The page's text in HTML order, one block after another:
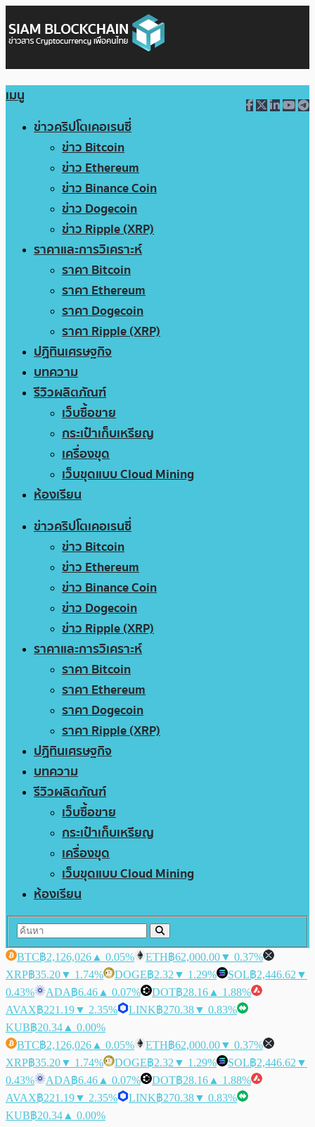
เมนู
ข่าวคริปโตเคอเรนซี่
ข่าว Bitcoin
ข่าว Ethereum
ข่าว Binance Coin
ข่าว Dogecoin
ข่าว Ripple (XRP)
ราคาและการวิเคราะห์
ราคา Bitcoin
ราคา Ethereum
ราคา Dogecoin
ราคา Ripple (XRP)
ปฏิทินเศรษฐกิจ
บทความ
รีวิวผลิตภัณฑ์
เว็บซื้อขาย
กระเป๋าเก็บเหรียญ
เครื่องขุด
เว็บขุดแบบ Cloud Mining
ห้องเรียน
ข่าวคริปโตเคอเรนซี่
ข่าว Bitcoin
ข่าว Ethereum
ข่าว Binance Coin
ข่าว Dogecoin
ข่าว Ripple (XRP)
ราคาและการวิเคราะห์
ราคา Bitcoin
ราคา Ethereum
ราคา Dogecoin
ราคา Ripple (XRP)
ปฏิทินเศรษฐกิจ
บทความ
รีวิวผลิตภัณฑ์
เว็บซื้อขาย
กระเป๋าเก็บเหรียญ
เครื่องขุด
เว็บขุดแบบ Cloud Mining
ห้องเรียน
BTC฿2,126,026 ▲ 0.05% ETH฿62,000.00▼ 0.37%
XRP฿35.20▼ 1.74% DOGE฿2.32 ▼ 1.29% SOL฿2,446.62 ▼
0.43%
ADA฿6.46 ▲ 0.07% DOT฿28.16 ▲ 1.88%
AVAX฿221.19▼ 2.35% LINK฿270.38▼ 0.83%
KUB฿20.34 ▲ 0.00%
BTC฿2,126,026 ▲ 0.05% ETH฿62,000.00▼ 0.37%
XRP฿35.20▼ 1.74% DOGE฿2.32 ▼ 1.29% SOL฿2,446.62 ▼
0.43%
ADA฿6.46 ▲ 0.07% DOT฿28.16 ▲ 1.88%
AVAX฿221.19▼ 2.35% LINK฿270.38▼ 0.83%
KUB฿20.34 ▲ 0.00%